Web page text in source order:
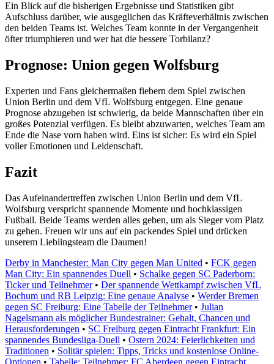
Ein Blick auf die bisherigen Ergebnisse und Statistiken gibt
Aufschluss darüber, wie ausgeglichen das Kräfteverhältnis zwischen
den beiden Teams ist. Welches Team konnte in der Vergangenheit
öfter triumphieren und wer hat die bessere Torbilanz?
Prognose: Union gegen Wolfsburg
Experten und Fans gleichermaßen fiebern dem Spiel zwischen
Union Berlin und dem VfL Wolfsburg entgegen. Eine genaue
Prognose abzugeben ist schwierig, da beide Mannschaften über ein
großes Potenzial verfügen. Es bleibt abzuwarten, welches Team am
Ende die Nase vorn haben wird. Eins ist sicher: Es wird ein Spiel
voller Emotionen und Leidenschaft.
Fazit
Das Aufeinandertreffen zwischen Union Berlin und dem VfL
Wolfsburg verspricht spannende Momente und hochklassigen
Fußball. Beide Teams werden alles geben, um als Sieger vom Platz
zu gehen. Freuen wir uns auf ein packendes Spiel und drücken
unserem Lieblingsteam die Daumen!
Derby in Manchester: Man City gegen Man United • FCK gegen
Man City: Ein spannendes Duell • Schalke gegen SC Paderborn:
Ticker und Teilnehmer• Der spannende Wettkampf zwischen VfL
Bochum und RB Leipzig: Eine genaue Analyse • Werder Bremen
gegen SC Freiburg: Eine Tabelle der Teilnehmer• Julian
Nagelsmann als möglicher Bundestrainer: Gehalt, Chancen und
Herausforderungen • SC Freiburg gegen Eintracht Frankfurt: Ein
spannendes Bundesliga-Duell • Ostern 2024: Feierlichkeiten und
Traditionen • Solitär spielen: Tipps, Tricks und kostenlose Online-
Optionen • Tabelle: Teilnehmer: FC Aberdeen gegen Eintracht